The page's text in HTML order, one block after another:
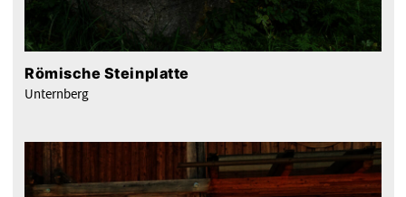
Römische Steinplatte
Unternberg